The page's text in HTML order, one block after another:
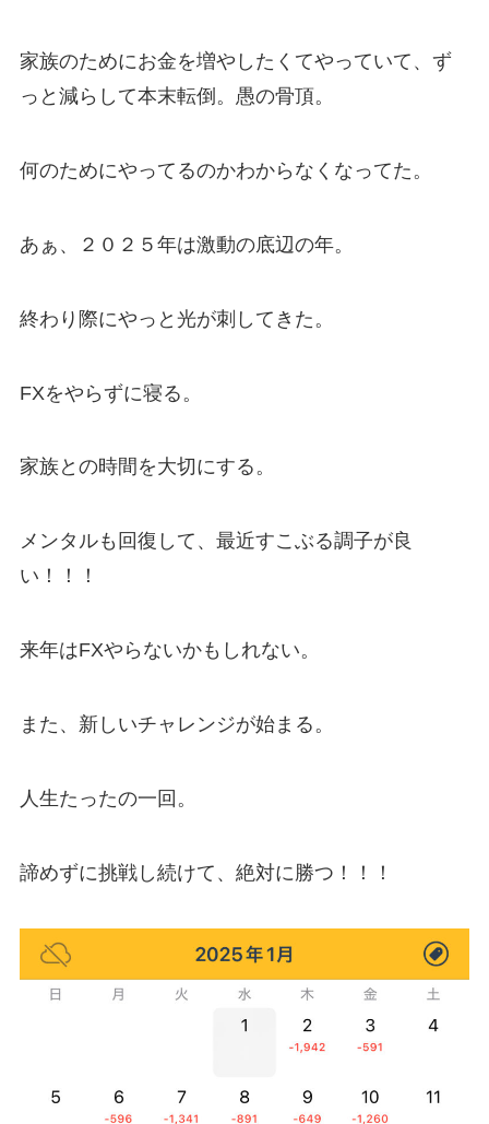
家族のためにお金を増やしたくてやっていて、ず
っと減らして本末転倒。愚の骨頂。
何のためにやってるのかわからなくなってた。
あぁ、２０２５年は激動の底辺の年。
終わり際にやっと光が刺してきた。
FXをやらずに寝る。
家族との時間を大切にする。
メンタルも回復して、最近すこぶる調子が良
い！！！
来年はFXやらないかもしれない。
また、新しいチャレンジが始まる。
人生たったの一回。
諦めずに挑戦し続けて、絶対に勝つ！！！